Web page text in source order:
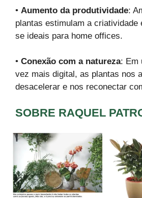
• Aumento da produtividade:
plantas estimulam a criatividade
se ideais para home offices.
• Conexão com a natureza: Em
vez mais digital, as plantas nos
desacelerar e nos reconectar
SOBRE RAQUEL